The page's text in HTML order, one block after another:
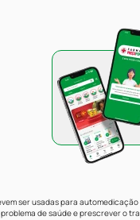
ser usadas para
de saúde e prescrever o